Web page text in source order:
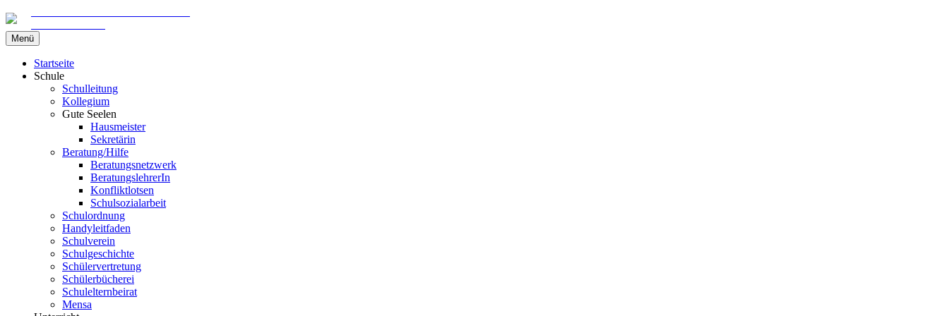
Menü Zum
Inhalt
springen
Startseite
Schule
Schulleitung
Kollegium
Gute Seelen
Hausmeister
Sekretärin
Beratung/Hilfe
Beratungsnetzwerk
BeratungslehrerIn
Konfliktlotsen
Schulsozialarbeit
Schulordnung
Handyleitfaden
Schulverein
Schulgeschichte
Schülervertretung
Schülerbücherei
Schulelternbeirat
Mensa